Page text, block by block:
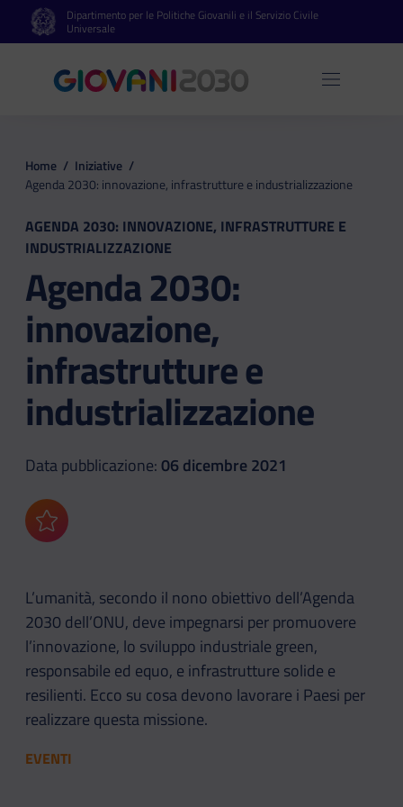
Vai al contenuto principale
Vai al footerDipartimento per le Politiche Giovanili e il Servizio Civile
Universale
Apri
Home / Iniziative /
Agenda 2030: innovazione, infrastrutture e industrializzazione
AGENDA 2030: INNOVAZIONE, INFRASTRUTTURE E
INDUSTRIALIZZAZIONE
Agenda 2030:
innovazione,
infrastrutture e
industrializzazione
Data pubblicazione:06 dicembre 2021
Aggiungi ai preferiti
L’umanità, secondo il nono obiettivo dell’Agenda
2030 dell’ONU, deve impegnarsi per promuovere
l’innovazione, lo sviluppo industriale green,
responsabile ed equo, e infrastrutture solide e
resilienti. Ecco su cosa devono lavorare i Paesi per
realizzare questa missione.
EVENTI